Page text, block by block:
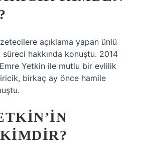
açıklama yapan ünlü
hakkında konuştu. 2014
Emre Yetkin ile mutlu bir evlilik
birkaç ay önce hamile